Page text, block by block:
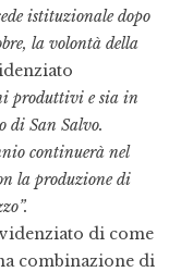
istituzionale dopo
la volontà della
produttivi e sia in
di San Salvo.
continuerà nel
la produzione di
di come
combinazione di